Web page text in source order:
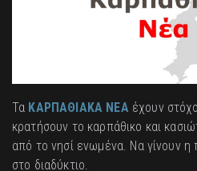
Τα ΚΑΡΠΑΘΙΑΚΑ ΝΕΑέχουν
κρατήσουν το καρπάθικο και
από το νησί ενωμένα. Να γίνουν
στο διαδύκτιο.